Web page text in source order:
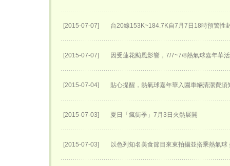
[2015-07-07] 台20線153K~184.7K自7月7日18時預警性
[2015-07-07] 因受蓮花颱風影響，7/7~7/8熱氣球嘉年華
[2015-07-04] 貼心提醒，熱氣球嘉年華入園車輛清潔費須
[2015-07-03] 夏日「瘋街季」7月3日火熱展開
[2015-07-03] 以色列知名美食節目來東拍攝並搭乘熱氣球